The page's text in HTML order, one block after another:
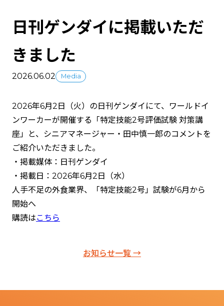
日刊ゲンダイに掲載いただ
きました
2026.06.02 Media
2026年6月2日（火）の日刊ゲンダイにて、ワールドイ
ンワーカーが開催する「特定技能2号評価試験 対策講
座」と、シニアマネージャー・田中慎一郎のコメントを
ご紹介いただきました。
・掲載媒体：日刊ゲンダイ
・掲載日：2026年6月2日（水）
人手不足の外食業界、「特定技能2号」試験が6月から
開始へ
購読はこちら
お知らせ一覧 →